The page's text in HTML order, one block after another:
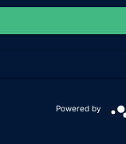
Powered by